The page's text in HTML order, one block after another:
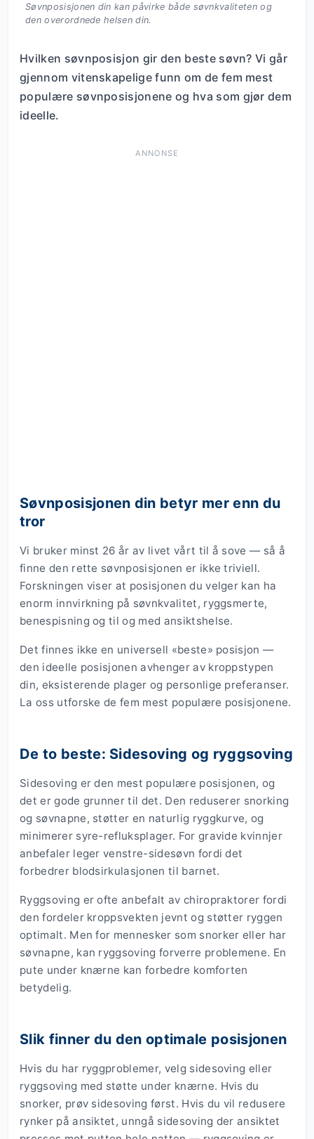
Søvnposisjonen din kan påvirke både søvnkvaliteten og
den overordnede helsen din.
Hvilken søvnposisjon gir den beste søvn? Vi går
gjennom vitenskapelige funn om de fem mest
populære søvnposisjonene og hva som gjør dem
ideelle.
ANNONSE
Søvnposisjonen din betyr mer enn du
tror
Vi bruker minst 26 år av livet vårt til å sove — så å
finne den rette søvnposisjonen er ikke triviell.
Forskningen viser at posisjonen du velger kan ha
enorm innvirkning på søvnkvalitet, ryggsmerte,
benespisning og til og med ansiktshelse.
Det finnes ikke en universell «beste» posisjon —
den ideelle posisjonen avhenger av kroppstypen
din, eksisterende plager og personlige preferanser.
La oss utforske de fem mest populære posisjonene.
De to beste: Sidesoving og ryggsoving
Sidesoving er den mest populære posisjonen, og
det er gode grunner til det. Den reduserer snorking
og søvnapne, støtter en naturlig ryggkurve, og
minimerer syre-refluksplager. For gravide kvinnjer
anbefaler leger venstre-sidesøvn fordi det
forbedrer blodsirkulasjonen til barnet.
Ryggsoving er ofte anbefalt av chiropraktorer fordi
den fordeler kroppsvekten jevnt og støtter ryggen
optimalt. Men for mennesker som snorker eller har
søvnapne, kan ryggsoving forverre problemene. En
pute under knærne kan forbedre komforten
betydelig.
Slik finner du den optimale posisjonen
Hvis du har ryggproblemer, velg sidesoving eller
ryggsoving med støtte under knærne. Hvis du
snorker, prøv sidesoving først. Hvis du vil redusere
rynker på ansiktet, unngå sidesoving der ansiktet